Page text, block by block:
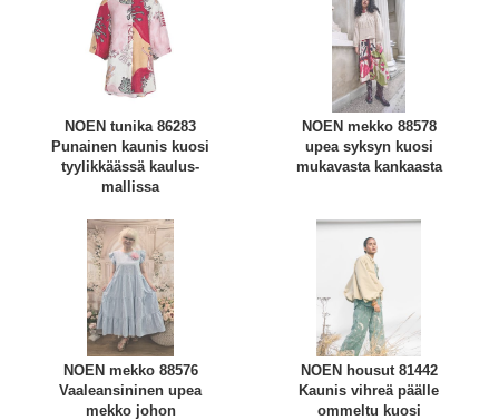
NOEN tunika 86283
Punainen kaunis kuosi
tyylikkäässä kaulus-
mallissa
NOEN mekko 88578
upea syksyn kuosi
mukavasta kankaasta
NOEN mekko 88576
Vaaleansininen upea
mekko johon
NOEN housut 81442
Kaunis vihreä päälle
ommeltu kuosi